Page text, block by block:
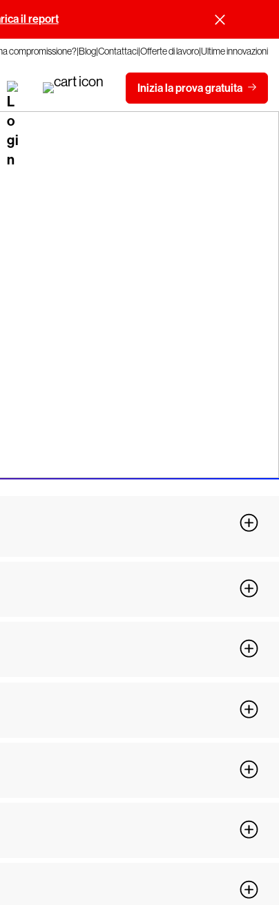
il report
compromissione?BlogContattaciOfferte di lavoroUltime innovazioni
Inizia la prova gratuita